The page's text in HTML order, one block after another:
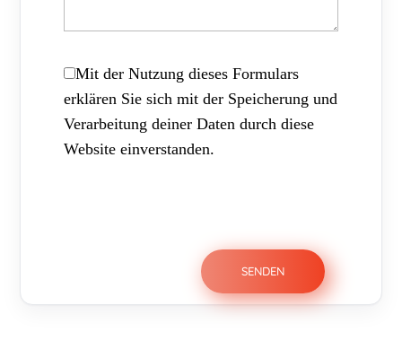
Mit der Nutzung dieses Formulars
erklären Sie sich mit der Speicherung und
Verarbeitung deiner Daten durch diese
Website einverstanden.